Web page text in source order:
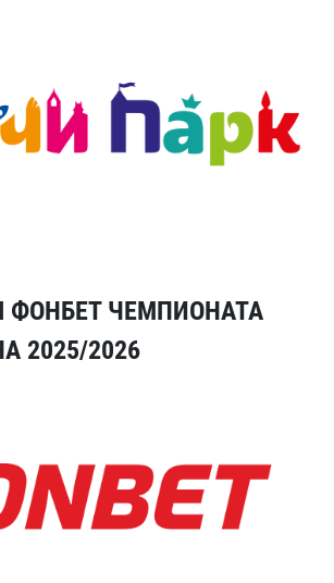
ФОНБЕТ ЧЕМПИОНАТА
2025/2026